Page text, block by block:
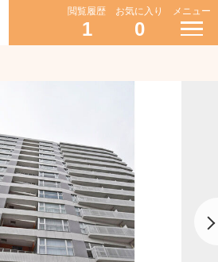
閲覧履歴
1
お気に入り
0
メニュー